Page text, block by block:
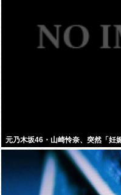
元乃木坂46・山崎怜奈、突然「妊